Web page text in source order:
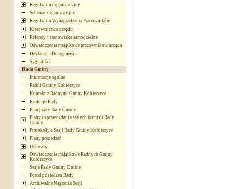
Regulamin organizacyjny
Schemat organizacyjny
Regulamin Wynagradzania Pracowników
Kierownictwo urzędu
Referaty i stanowiska samodzielne
Oświadczenia majątkowe pracowników urzędu
Deklaracja Dostępności
Sygnaliści
Rada Gminy
Informacje ogólne
Radni Gminy Kobierzyce
Kontakt z Radnymi Gminy Kobierzyce
Komisje Rady
Plan pracy Rady Gminy
Plany i sprawozdania stałych komisji Rady
Gminy
Protokoły z Sesji Rady Gminy Kobierzyce
Plany posiedzeń
Uchwały
Oświadczenia majątkowe Radnych Gminy
Kobierzyce
Sesja Rady Gminy Online
Portal posiedzeń Rady
Archiwalne Nagrania Sesji